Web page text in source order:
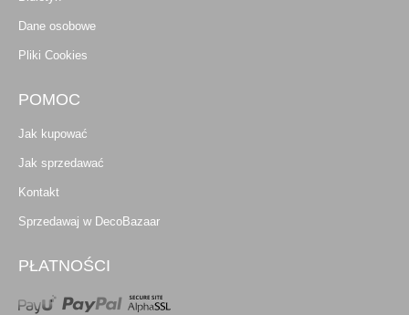
Dane osobowe
Pliki Cookies
POMOC
Jak kupować
Jak sprzedawać
Kontakt
Sprzedawaj w DecoBazaar
PŁATNOŚCI